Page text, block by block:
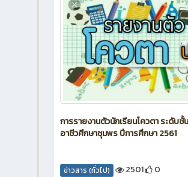
การรายงานตัวนักเรียนโควตา ระดับชั้
อาชีวศีกษาชุมพร ปีการศึกษา 2561
ข่าวสาร (ทั่วไป) 2501 0